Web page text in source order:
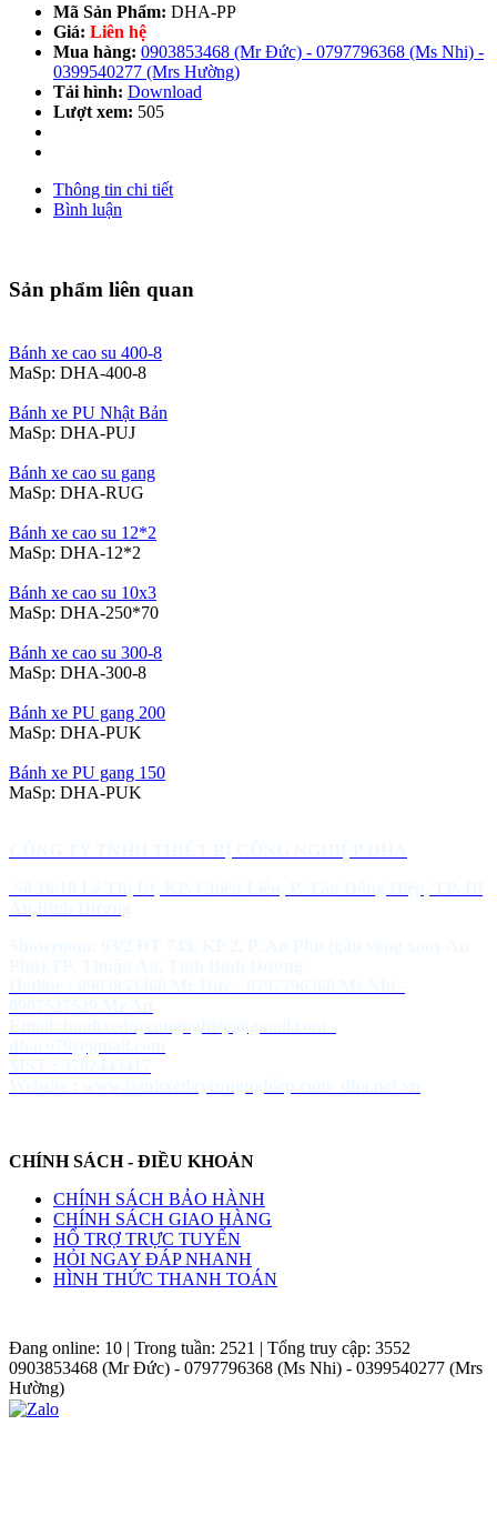
Mã Sản Phẩm: DHA-PP
Giá: Liên hệ
Mua hàng: 0903853468 (Mr Đức) - 0797796368 (Ms Nhi) -
0399540277 (Mrs Hường)
Tải hình: Download
Lượt xem: 505
Thông tin chi tiết
Bình luận
Sản phẩm liên quan
Bánh xe cao su 400-8
MaSp: DHA-400-8
Bánh xe PU Nhật Bản
MaSp: DHA-PUJ
Bánh xe cao su gang
MaSp: DHA-RUG
Bánh xe cao su 12*2
MaSp: DHA-12*2
Bánh xe cao su 10x3
MaSp: DHA-250*70
Bánh xe cao su 300-8
MaSp: DHA-300-8
Bánh xe PU gang 200
MaSp: DHA-PUK
Bánh xe PU gang 150
MaSp: DHA-PUK
CHÍNH SÁCH - ĐIỀU KHOẢN
CHÍNH SÁCH BẢO HÀNH
CHÍNH SÁCH GIAO HÀNG
HỔ TRỢ TRỰC TUYẾN
HỎI NGAY ĐÁP NHANH
HÌNH THỨC THANH TOÁN
Đang online: 10 | Trong tuần: 2521 | Tổng truy cập: 3552
0903853468 (Mr Đức) - 0797796368 (Ms Nhi) - 0399540277 (Mrs
Hường)